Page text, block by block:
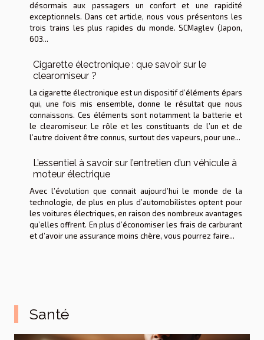
désormais aux passagers un confort et une rapidité
exceptionnels. Dans cet article, nous vous présentons les
trois trains les plus rapides du monde. SCMaglev (Japon,
603...
Cigarette électronique : que savoir sur le
clearomiseur ?
La cigarette électronique est un dispositif d’éléments épars
qui, une fois mis ensemble, donne le résultat que nous
connaissons. Ces éléments sont notamment la batterie et
le clearomiseur. Le rôle et les constituants de l’un et de
l’autre doivent être connus, surtout des vapeurs, pour une...
L’essentiel à savoir sur l’entretien d’un véhicule à
moteur électrique
Avec l’évolution que connait aujourd’hui le monde de la
technologie, de plus en plus d’automobilistes optent pour
les voitures électriques, en raison des nombreux avantages
qu’elles offrent. En plus d’économiser les frais de carburant
et d’avoir une assurance moins chère, vous pourrez faire...
Santé